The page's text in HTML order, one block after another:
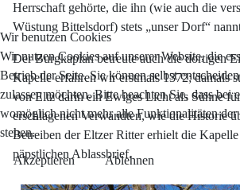
Herrschaft gehörte, die ihn (wie auch die
Wüstung Bittelsdorf) stets „unser Dorf“
Der Burgkaplan betreute auch die dortigen
Kapelle erfahren wir erstmals 1372; damals
von Eltz darin ein Ewiges Licht als Sühne
erschlagenen Verwandten, wie die Historie
Betreiben der Eltzer Ritter erhielt die
päpstlichen Ablassbrief.
Wir benutzen Cookies
Wir nutzen Cookies auf unserer Website, die
Betrieb der Seite. Sie können selbst
zulassen möchten. Bitte beachten Sie, dass bei
womöglich nicht mehr alle Funktionalitäten
stehen.
Akzeptieren Ablehnen